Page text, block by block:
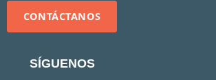
CONTÁCTANOS
SÍGUENOS